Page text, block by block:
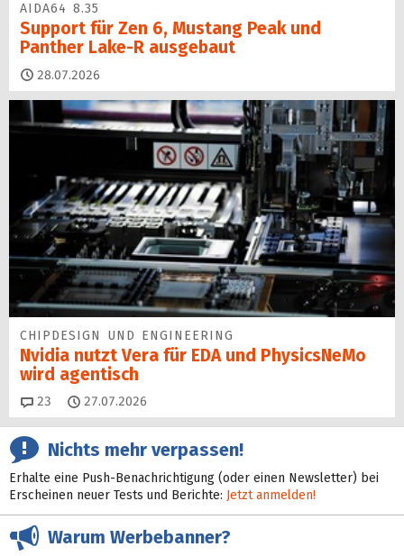
AIDA64 8.35
Support für Zen 6, Mustang Peak und
Panther Lake-R ausgebaut
28.07.2026
CHIPDESIGN UND ENGINEERING
Nvidia nutzt Vera für EDA und PhysicsNeMo
wird agentisch
23 Kommentare
27.07.2026
Nichts mehr verpassen!
Erhalte eine Push-Benachrichtigung (oder einen Newsletter) bei
Erscheinen neuer Tests und Berichte: Jetzt anmelden!
Warum Werbebanner?